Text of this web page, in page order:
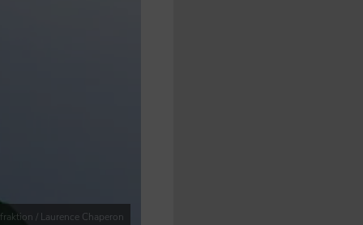
/ Laurence Chaperon